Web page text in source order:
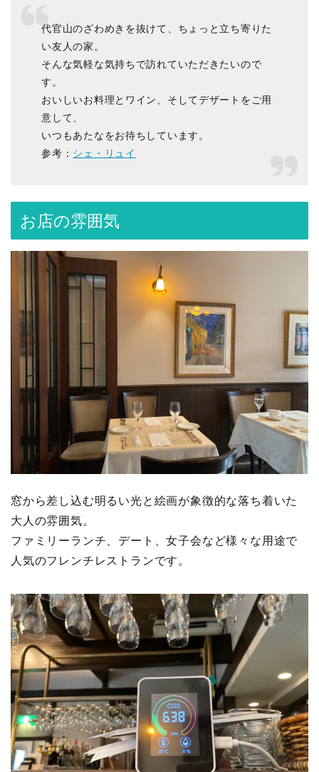
代官山のざわめきを抜けて、ちょっと立ち寄りた
い友人の家。
そんな気軽な気持ちで訪れていただきたいので
す。
おいしいお料理とワイン、そしてデザートをご用
意して、
いつもあたなをお待ちしています。
参考： シェ・リュイ
お店の雰囲気
窓から差し込む明るい光と絵画が象徴的な落ち着いた
大人の雰囲気。
ファミリーランチ、デート、女子会など様々な用途で
人気のフレンチレストランです。